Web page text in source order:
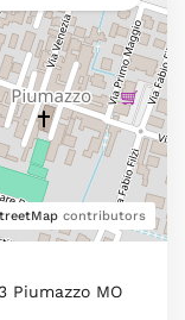
contributors
Piumazzo MO